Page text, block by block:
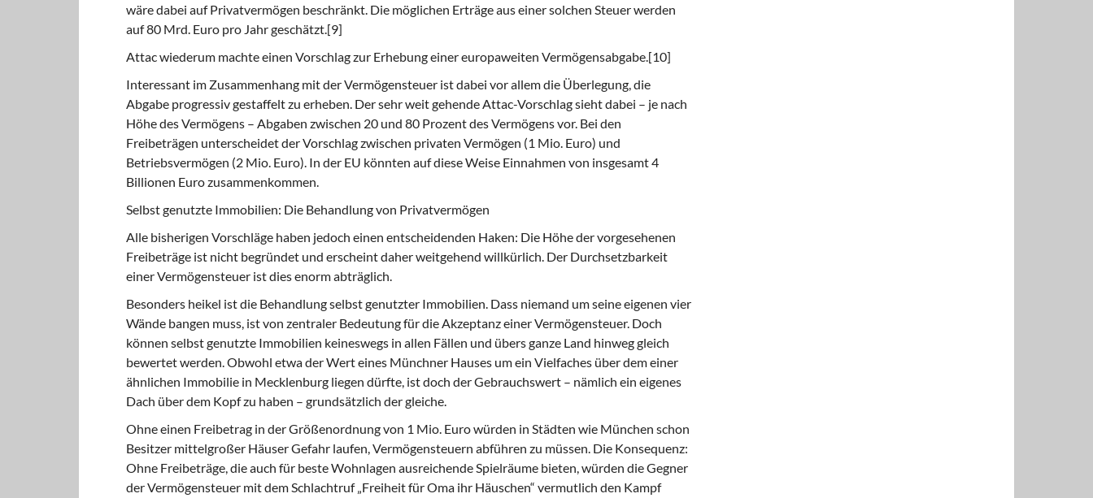
wäre dabei auf Privatvermögen beschränkt. Die möglichen Erträge aus einer solchen Steuer werden
auf 80 Mrd. Euro pro Jahr geschätzt.[9]
Attac wiederum machte einen Vorschlag zur Erhebung einer europaweiten Vermögensabgabe.[10]
Interessant im Zusammenhang mit der Vermögensteuer ist dabei vor allem die Überlegung, die
Abgabe progressiv gestaffelt zu erheben. Der sehr weit gehende Attac-Vorschlag sieht dabei – je nach
Höhe des Vermögens – Abgaben zwischen 20 und 80 Prozent des Vermögens vor. Bei den
Freibeträgen unterscheidet der Vorschlag zwischen privaten Vermögen (1 Mio. Euro) und
Betriebsvermögen (2 Mio. Euro). In der EU könnten auf diese Weise Einnahmen von insgesamt 4
Billionen Euro zusammenkommen.
Selbst genutzte Immobilien: Die Behandlung von Privatvermögen
Alle bisherigen Vorschläge haben jedoch einen entscheidenden Haken: Die Höhe der vorgesehenen
Freibeträge ist nicht begründet und erscheint daher weitgehend willkürlich. Der Durchsetzbarkeit
einer Vermögensteuer ist dies enorm abträglich.
Besonders heikel ist die Behandlung selbst genutzter Immobilien. Dass niemand um seine eigenen vier
Wände bangen muss, ist von zentraler Bedeutung für die Akzeptanz einer Vermögensteuer. Doch
können selbst genutzte Immobilien keineswegs in allen Fällen und übers ganze Land hinweg gleich
bewertet werden. Obwohl etwa der Wert eines Münchner Hauses um ein Vielfaches über dem einer
ähnlichen Immobilie in Mecklenburg liegen dürfte, ist doch der Gebrauchswert – nämlich ein eigenes
Dach über dem Kopf zu haben – grundsätzlich der gleiche.
Ohne einen Freibetrag in der Größenordnung von 1 Mio. Euro würden in Städten wie München schon
Besitzer mittelgroßer Häuser Gefahr laufen, Vermögensteuern abführen zu müssen. Die Konsequenz:
Ohne Freibeträge, die auch für beste Wohnlagen ausreichende Spielräume bieten, würden die Gegner
der Vermögensteuer mit dem Schlachtruf „Freiheit für Oma ihr Häuschen“ vermutlich den Kampf